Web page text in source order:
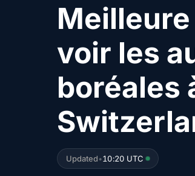
voir les
boréales
Updated•10:20 UTC